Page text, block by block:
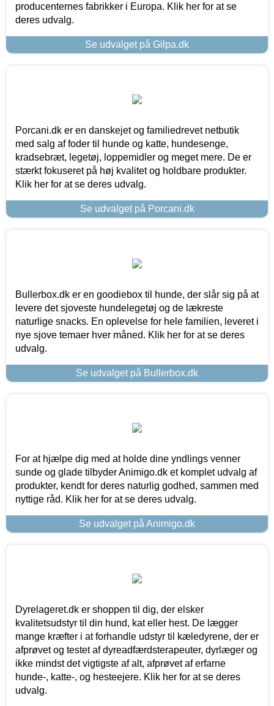
producenternes fabrikker i Europa. Klik her for at se
deres udvalg.
Se udvalget på Gilpa.dk
Porcani.dk er en danskejet og familiedrevet netbutik
med salg af foder til hunde og katte, hundesenge,
kradsebræt, legetøj, loppemidler og meget mere. De er
stærkt fokuseret på høj kvalitet og holdbare produkter.
Klik her for at se deres udvalg.
Se udvalget på Porcani.dk
Bullerbox.dk er en goodiebox til hunde, der slår sig på at
levere det sjoveste hundelegetøj og de lækreste
naturlige snacks. En oplevelse for hele familien, leveret i
nye sjove temaer hver måned. Klik her for at se deres
udvalg.
Se udvalget på Bullerbox.dk
For at hjælpe dig med at holde dine yndlings venner
sunde og glade tilbyder Animigo.dk et komplet udvalg af
produkter, kendt for deres naturlig godhed, sammen med
nyttige råd. Klik her for at se deres udvalg.
Se udvalget på Animigo.dk
Dyrelageret.dk er shoppen til dig, der elsker
kvalitetsudstyr til din hund, kat eller hest. De lægger
mange kræfter i at forhandle udstyr til kæledyrene, der er
afprøvet og testet af dyreadfærdsterapeuter, dyrlæger og
ikke mindst det vigtigste af alt, afprøvet af erfarne
hunde-, katte-, og hesteejere. Klik her for at se deres
udvalg.